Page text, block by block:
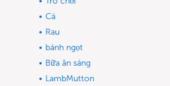
Cá
Rau
bánh ngọt
Bữa ăn sáng
LambMutton